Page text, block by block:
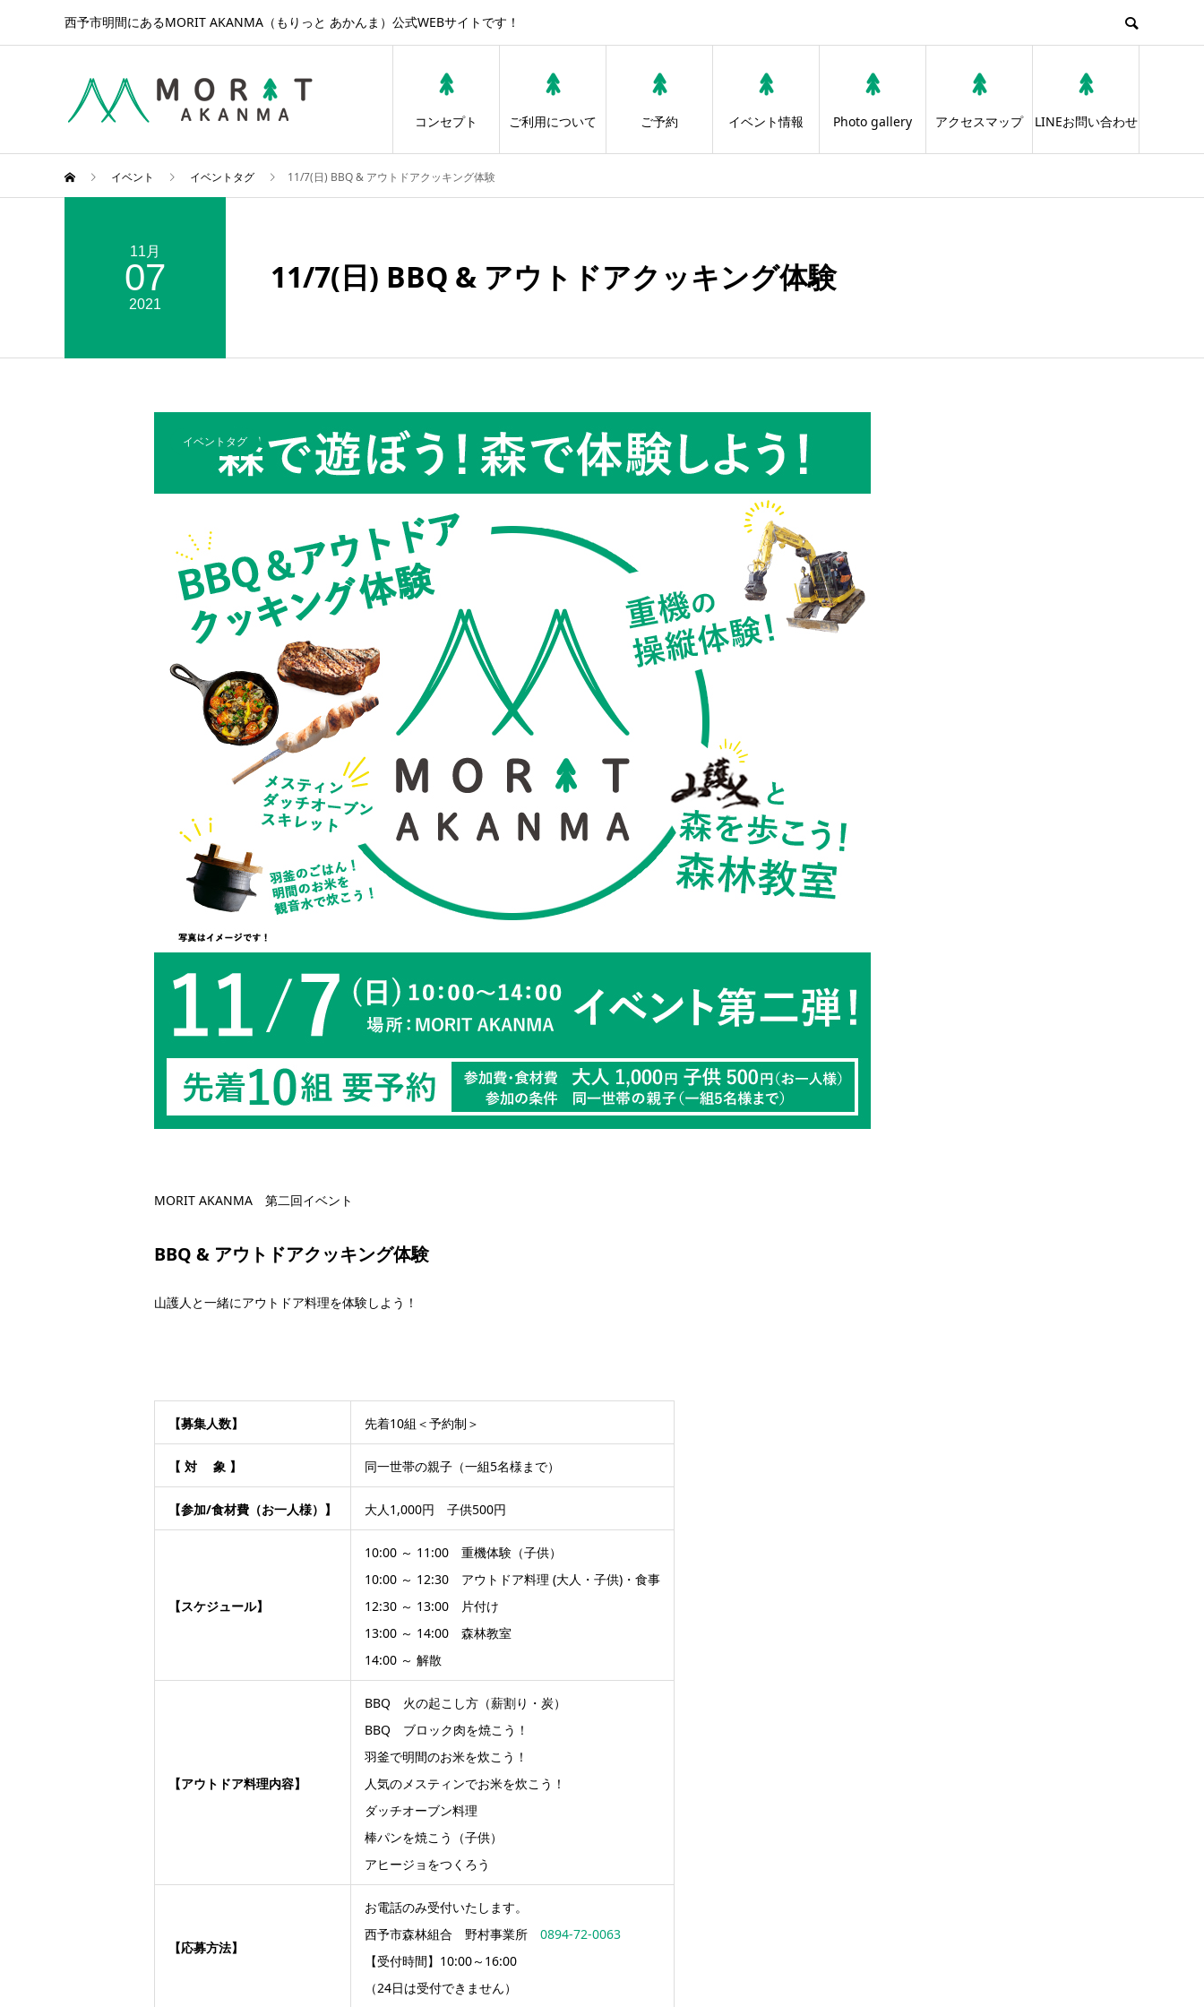
西予市明間にあるMORIT AKANMA（もりっと あかんま）公式WEBサイトです！
コンセプト ご利用について ご予約 イベント情報 Photo gallery アクセスマップ LINEお問い合わせ
イベント イベントタグ 11/7(日) BBQ & アウトドアクッキング体験
11月
07
2021
11/7(日) BBQ & アウトドアクッキング体験
イベントタグ
MORIT AKANMA 第二回イベント
BBQ & アウトドアクッキング体験
山護人と一緒にアウトドア料理を体験しよう！
【募集人数】 先着10組＜予約制＞
【 対 象 】 同一世帯の親子（一組5名様まで）
【参加/食材費（お一人様）】 大人1,000円 子供500円
【スケジュール】
10:00 ～ 11:00 重機体験（子供）
10:00 ～ 12:30 アウトドア料理 (大人・子供)・食事
12:30 ～ 13:00 片付け
13:00 ～ 14:00 森林教室
14:00 ～ 解散
【アウトドア料理内容】
BBQ 火の起こし方（薪割り・炭）
BBQ ブロック肉を焼こう！
羽釜で明間のお米を炊こう！
人気のメスティンでお米を炊こう！
ダッチオーブン料理
棒パンを焼こう（子供）
アヒージョをつくろう
【応募方法】
お電話のみ受付いたします。
西予市森林組合 野村事業所 0894-72-0063
【受付時間】10:00～16:00
（24日は受付できません）